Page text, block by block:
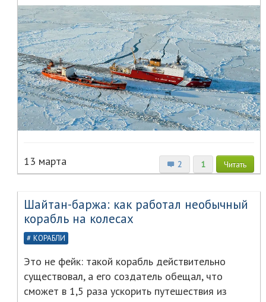
2 1 Читать
13 марта
Шайтан-баржа: как работал необычный
корабль на колесах
КОРАБЛИ
Это не фейк: такой корабль действительно
существовал, а его создатель обещал, что
сможет в 1,5 раза ускорить путешествия из